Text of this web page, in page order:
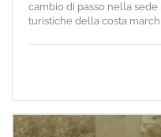
cambio di passo nella
turistiche della costa